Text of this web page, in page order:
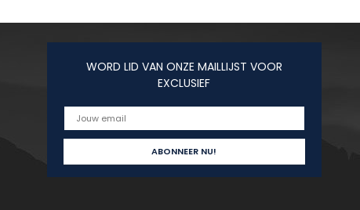
WORD LID VAN ONZE MAILLIJST VOOR
EXCLUSIEF